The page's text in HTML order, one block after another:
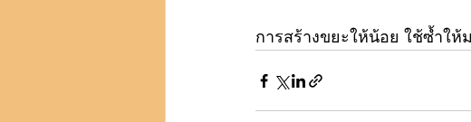
การสร้างขยะให้น้อย ใช้ซ้ำใ